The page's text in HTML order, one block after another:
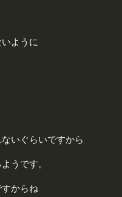
ように
いぐらいですから
うです。
からね